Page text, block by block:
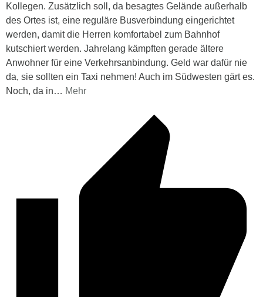
Kollegen. Zusätzlich soll, da besagtes Gelände außerhalb
des Ortes ist, eine reguläre Busverbindung eingerichtet
werden, damit die Herren komfortabel zum Bahnhof
kutschiert werden. Jahrelang kämpften gerade ältere
Anwohner für eine Verkehrsanbindung. Geld war dafür nie
da, sie sollten ein Taxi nehmen! Auch im Südwesten gärt es.
Noch, da in… Mehr